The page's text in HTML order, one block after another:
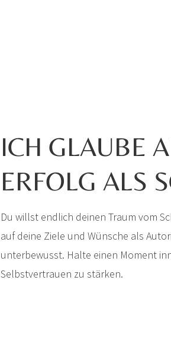
ICH GLAUBE
ERFOLG ALS
Du willst endlich deinen Traum vom
auf deine Ziele und Wünsche als
unterbewusst. Halte einen Moment
Selbstvertrauen zu stärken.